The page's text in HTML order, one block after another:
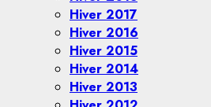
Hiver 2017
Hiver 2016
Hiver 2015
Hiver 2014
Hiver 2013